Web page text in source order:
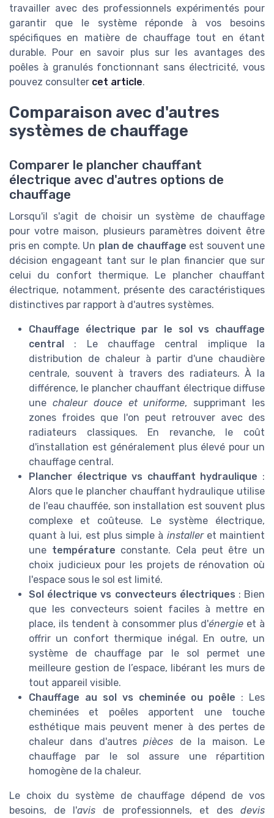
travailler avec des professionnels expérimentés pour
garantir que le système réponde à vos besoins
spécifiques en matière de chauffage tout en étant
durable. Pour en savoir plus sur les avantages des
poêles à granulés fonctionnant sans électricité, vous
pouvez consulter cet article.
Comparaison avec d'autres
systèmes de chauffage
Comparer le plancher chauffant
électrique avec d'autres options de
chauffage
Lorsqu'il s'agit de choisir un système de chauffage
pour votre maison, plusieurs paramètres doivent être
pris en compte. Un plan de chauffage est souvent une
décision engageant tant sur le plan financier que sur
celui du confort thermique. Le plancher chauffant
électrique, notamment, présente des caractéristiques
distinctives par rapport à d'autres systèmes.
Chauffage électrique par le sol vs chauffage
central : Le chauffage central implique la
distribution de chaleur à partir d'une chaudière
centrale, souvent à travers des radiateurs. À la
différence, le plancher chauffant électrique diffuse
une chaleur douce et uniforme, supprimant les
zones froides que l'on peut retrouver avec des
radiateurs classiques. En revanche, le coût
d'installation est généralement plus élevé pour un
chauffage central.
Plancher électrique vs chauffant hydraulique :
Alors que le plancher chauffant hydraulique utilise
de l'eau chauffée, son installation est souvent plus
complexe et coûteuse. Le système électrique,
quant à lui, est plus simple à installeret maintient
une température constante. Cela peut être un
choix judicieux pour les projets de rénovation où
l'espace sous le sol est limité.
Sol électrique vs convecteurs électriques : Bien
que les convecteurs soient faciles à mettre en
place, ils tendent à consommer plus d'énergieet à
offrir un confort thermique inégal. En outre, un
système de chauffage par le sol permet une
meilleure gestion de l’espace, libérant les murs de
tout appareil visible.
Chauffage au sol vs cheminée ou poêle : Les
cheminées et poêles apportent une touche
esthétique mais peuvent mener à des pertes de
chaleur dans d'autrespièces de la maison. Le
chauffage par le sol assure une répartition
homogène de la chaleur.
Le choix du système de chauffage dépend de vos
besoins, de l'avis de professionnels, et des devis